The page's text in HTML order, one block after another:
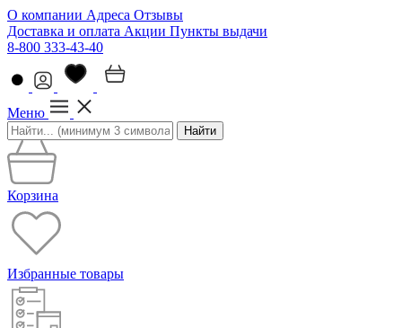
О компании Адреса Отзывы
Доставка и оплата Акции Пункты выдачи
8-800 333-43-40
Меню
Найти
Корзина
Избранные товары